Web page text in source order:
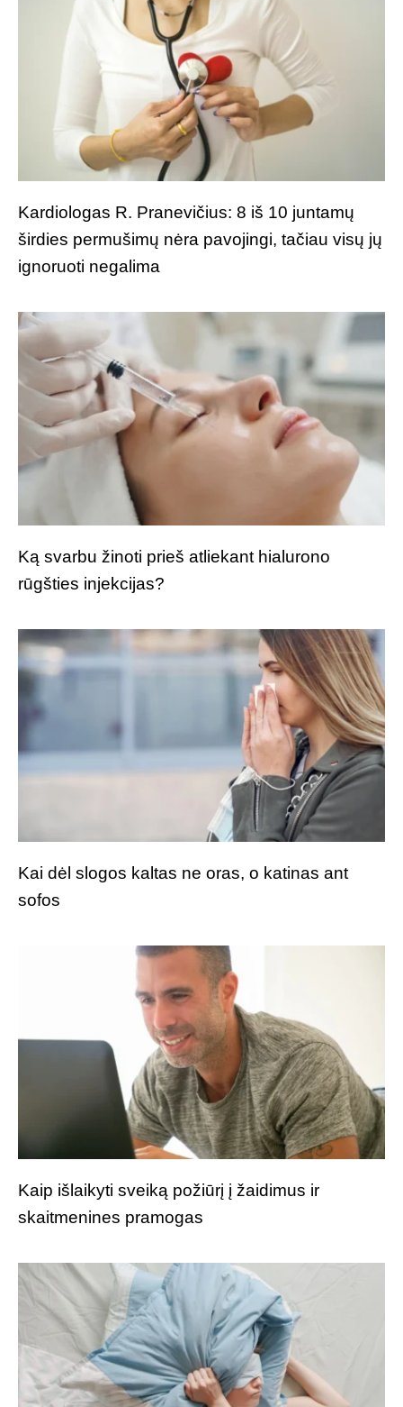
Kardiologas R. Pranevičius: 8 iš 10 juntamų
širdies permušimų nėra pavojingi, tačiau visų jų
ignoruoti negalima
Ką svarbu žinoti prieš atliekant hialurono
rūgšties injekcijas?
Kai dėl slogos kaltas ne oras, o katinas ant
sofos
Kaip išlaikyti sveiką požiūrį į žaidimus ir
skaitmenines pramogas